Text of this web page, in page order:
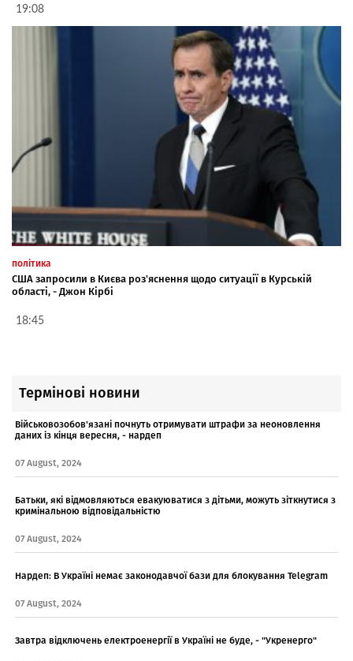
19:08
політика
США запросили в Києва роз'яснення щодо ситуації в Курській
області, - Джон Кірбі
18:45
Термінові новини
Військовозобов'язані почнуть отримувати штрафи за неоновлення
даних із кінця вересня, - нардеп
07 August, 2024
Батьки, які відмовляються евакуюватися з дітьми, можуть зіткнутися з
кримінальною відповідальністю
07 August, 2024
Нардеп: В Україні немає законодавчої бази для блокування Telegram
07 August, 2024
Завтра відключень електроенергії в Україні не буде, - "Укренерго"